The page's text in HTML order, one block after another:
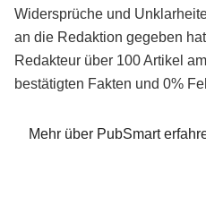
Widersprüche und
an die Redaktion gegeben
Redakteur über 100 Artikel
bestätigten Fakten und 0%
Mehr über PubSmart